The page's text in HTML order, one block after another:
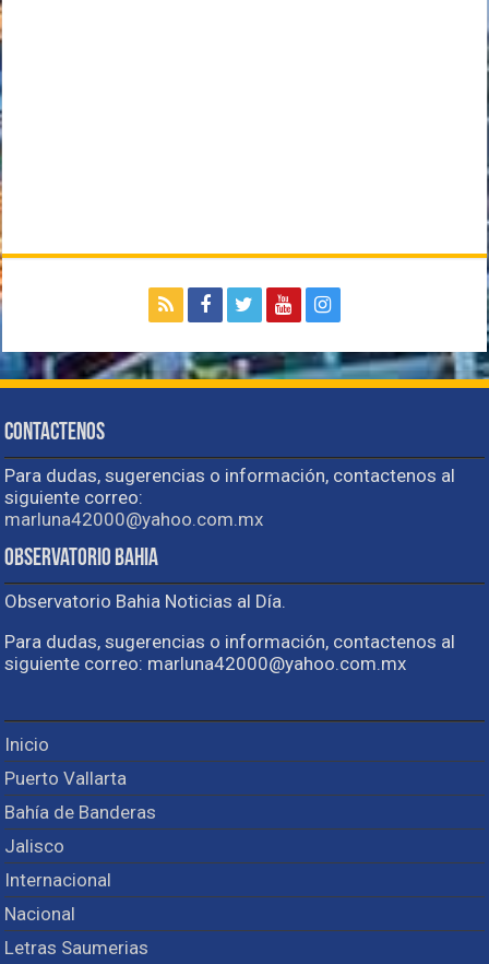
Contactenos
Para dudas, sugerencias o información, contactenos al
siguiente correo:
marluna42000@yahoo.com.mx
Observatorio Bahia
Observatorio Bahia Noticias al Día.
Para dudas, sugerencias o información, contactenos al
siguiente correo: marluna42000@yahoo.com.mx
Inicio
Puerto Vallarta
Bahía de Banderas
Jalisco
Internacional
Nacional
Letras Saumerias